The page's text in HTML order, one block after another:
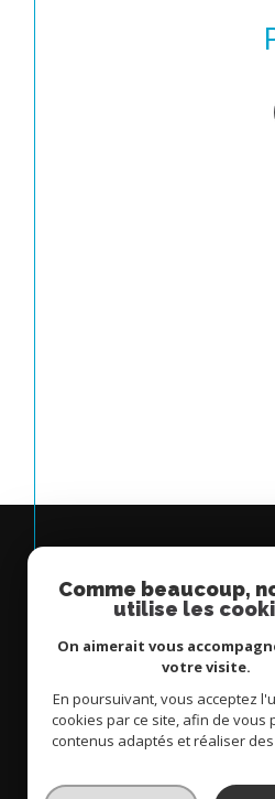
Comme beaucoup,
utilise les
On aimerait vous
votre visite.
En poursuivant, vous acceptez
cookies par ce site, afin de vous
contenus adaptés et réaliser